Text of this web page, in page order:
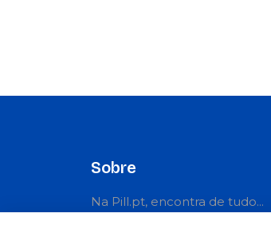
Sobre
Na Pill.pt, encontra de tudo...